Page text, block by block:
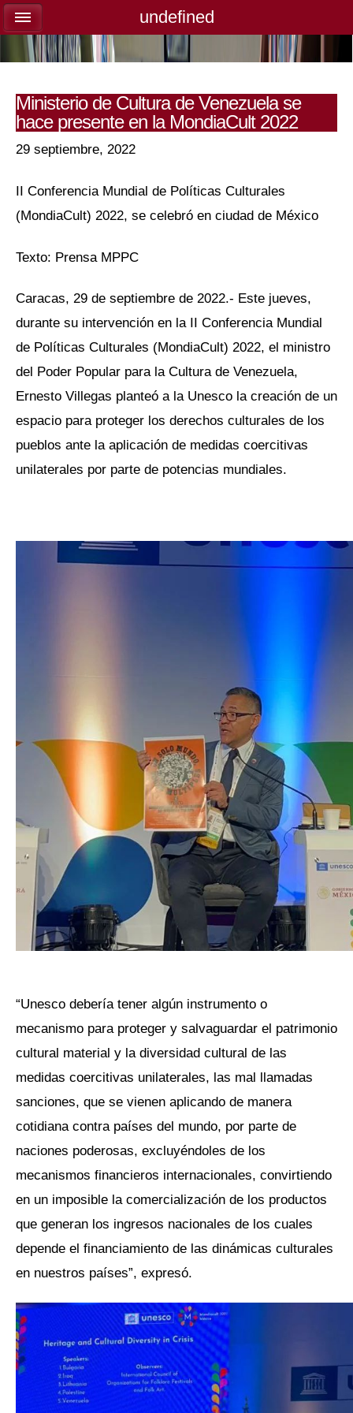
Ministerio de Cultura de Venezuela se
hace presente en la MondiaCult 2022
29 septiembre, 2022
II Conferencia Mundial de Políticas Culturales
(MondiaCult) 2022, se celebró en ciudad de México
Texto: Prensa MPPC
Caracas, 29 de septiembre de 2022.- Este jueves,
durante su intervención en la II Conferencia Mundial
de Políticas Culturales (MondiaCult) 2022, el ministro
del Poder Popular para la Cultura de Venezuela,
Ernesto Villegas planteó a la Unesco la creación de un
espacio para proteger los derechos culturales de los
pueblos ante la aplicación de medidas coercitivas
unilaterales por parte de potencias mundiales.
“Unesco debería tener algún instrumento o
mecanismo para proteger y salvaguardar el patrimonio
cultural material y la diversidad cultural de las
medidas coercitivas unilaterales, las mal llamadas
sanciones, que se vienen aplicando de manera
cotidiana contra países del mundo, por parte de
naciones poderosas, excluyéndoles de los
mecanismos financieros internacionales, convirtiendo
en un imposible la comercialización de los productos
que generan los ingresos nacionales de los cuales
depende el financiamiento de las dinámicas culturales
en nuestros países”, expresó.
undefined
undefined